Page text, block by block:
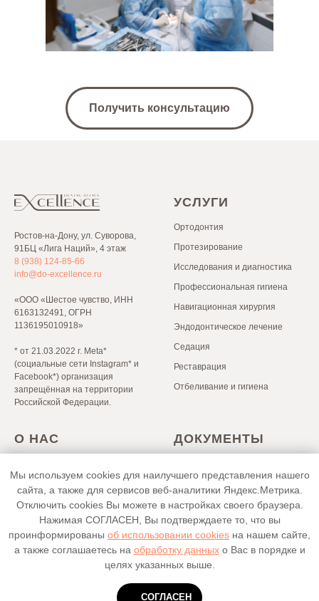
Мы используем cookies для наилучшего представления нашего
сайта, а также для сервисов веб-аналитики Яндекс.Метрика.
Отключить cookies Вы можете в настройках своего браузера.
Нажимая СОГЛАСЕН, Вы подтверждаете то, что вы
проинформированы об использовании cookies на нашем сайте,
а также соглашаетесь на обработку данныхо Вас в порядке и
целях указанных выше.
СОГЛАСЕН
Получить консультацию
Ростов-на-Дону, ул. Суворова,
91БЦ «Лига Наций», 4 этаж
8 (938) 124-85-66
info@do-excellence.ru
«ООО «Шестое чувство, ИНН
6163132491, ОГРН
1136195010918»
* от 21.03.2022 г. Meta*
(социальные сети Instagram* и
Facebook*) организация
запрещённая на территории
Российской Федерации.
УСЛУГИ
Ортодонтия
Протезирование
Исследования и диагностика
Профессиональная гигиена
Навигационная хирургия
Эндодонтическое лечение
Седация
Реставрация
Отбеливание и гигиена
О НАС
Скачать прейскурант
Положение о гарантиях
Юридическая информация
Портал правовой информации
ДОКУМЕНТЫ
обработки персональных
данных
Согласие на обработку
персональных данных
Политика
конфиденциальности